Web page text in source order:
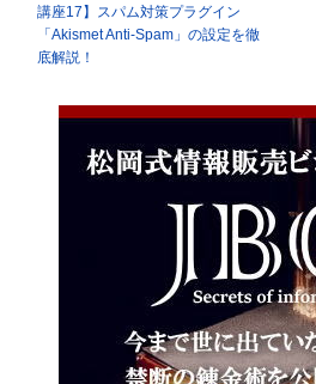
講座17】スパム対策プラグイン
「Akismet Anti-Spam」の設定を徹
底解説！